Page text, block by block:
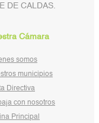
DE CALDAS.
Cámara
somos
municipios
Directiva
con nosotros
Principal